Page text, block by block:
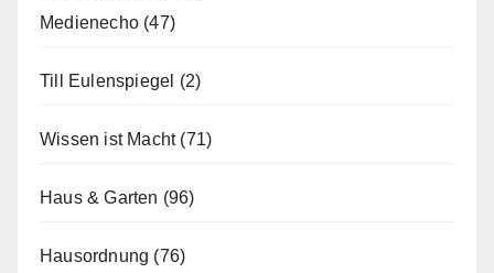
Medienecho (47)
Till Eulenspiegel (2)
Wissen ist Macht(71)
Haus & Garten (96)
Hausordnung (76)